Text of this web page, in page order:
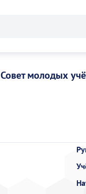
Совет молодых